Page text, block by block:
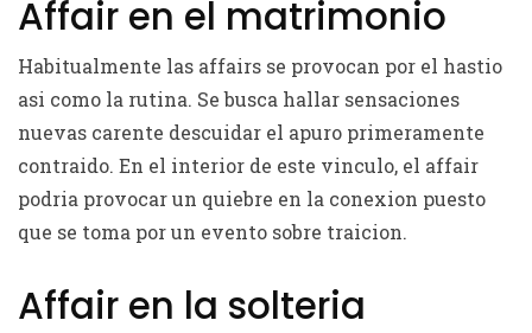
Affair en el matrimonio
Habitualmente las affairs se provocan por el hastio
asi­ como la rutina. Se busca hallar sensaciones
nuevas carente descuidar el apuro primeramente
contraido. En el interior de este vinculo, el affair
podria provocar un quiebre en la conexion puesto
que se toma por un evento sobre traicion.
Affair en la solteria